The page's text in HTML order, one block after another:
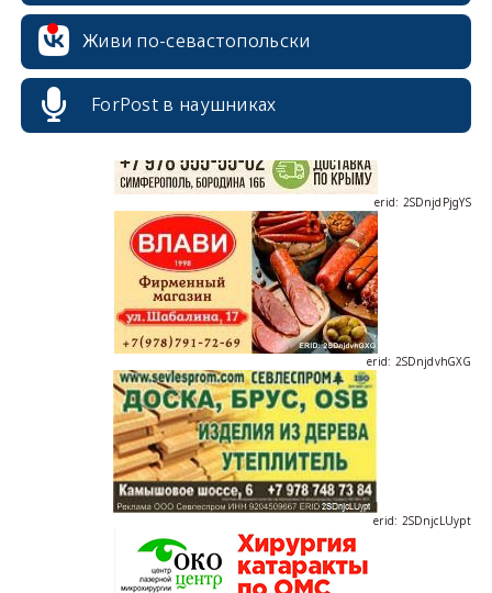
Живи по-севастопольски
ForPost в наушниках
erid: 2SDnjdPjgYS
erid: 2SDnjdvhGXG
erid: 2SDnjcLUypt